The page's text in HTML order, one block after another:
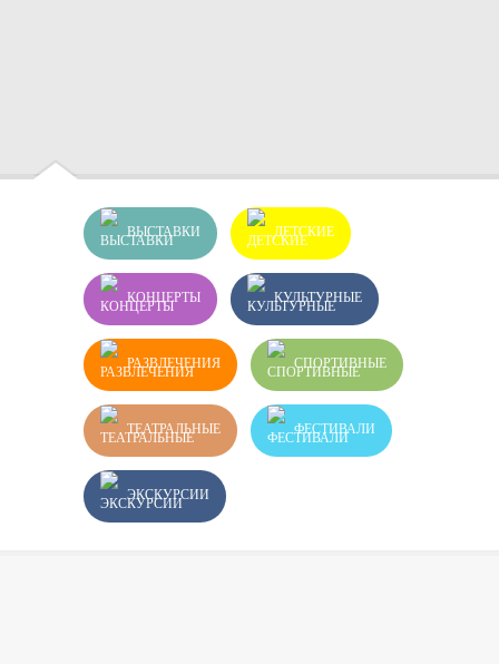
ВЫСТАВКИ ДЕТСКИЕ
КОНЦЕРТЫ КУЛЬТУРНЫЕ
РАЗВЛЕЧЕНИЯ СПОРТИВНЫЕ
ТЕАТРАЛЬНЫЕ ФЕСТИВАЛИ
ЭКСКУРСИИ